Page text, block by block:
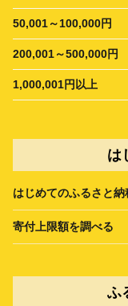
50,001～100,000円
200,001～500,000円
1,000,001円以上
は
はじめてのふるさと納
寄付上限額を調べる
ふ